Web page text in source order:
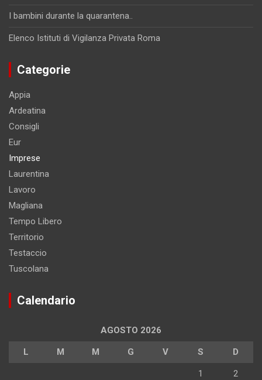
I bambini durante la quarantena..
Elenco Istituti di Vigilanza Privata Roma
Categorie
Appia
Ardeatina
Consigli
Eur
Imprese
Laurentina
Lavoro
Magliana
Tempo Libero
Territorio
Testaccio
Tuscolana
Calendario
AGOSTO 2026
L M M G V S D
1 2